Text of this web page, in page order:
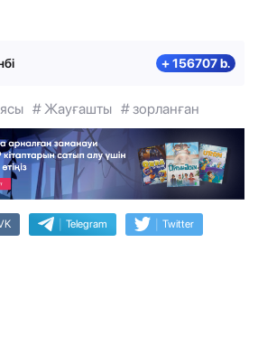
+ 156707 b.
# Жауғашты # зорланған
| Telegram | Twitter